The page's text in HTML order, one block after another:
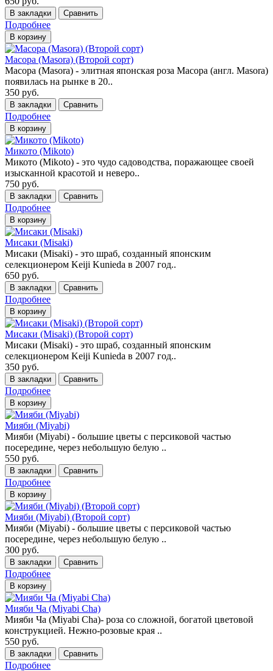
В закладки Сравнить
Подробнее
В корзину
Масора (Masora) (Второй сорт)
Масора (Masora) - элитная японская роза Масора (англ. Masora)
появилась на рынке в 20..
350 руб.
В закладки Сравнить
Подробнее
В корзину
Микото (Mikoto)
Микото (Mikoto) - это чудо садоводства, поражающее своей
изысканной красотой и неверо..
750 руб.
В закладки Сравнить
Подробнее
В корзину
Мисаки (Misaki)
Мисаки (Misaki) - это шраб, созданный японским
селекционером Keiji Kunieda в 2007 год..
650 руб.
В закладки Сравнить
Подробнее
В корзину
Мисаки (Misaki) (Второй сорт)
Мисаки (Misaki) - это шраб, созданный японским
селекционером Keiji Kunieda в 2007 год..
350 руб.
В закладки Сравнить
Подробнее
В корзину
Мияби (Miyabi)
Мияби (Miyabi) - большие цветы с персиковой частью
посередине, через небольшую белую ..
550 руб.
В закладки Сравнить
Подробнее
В корзину
Мияби (Miyabi) (Второй сорт)
Мияби (Miyabi) - большие цветы с персиковой частью
посередине, через небольшую белую ..
300 руб.
В закладки Сравнить
Подробнее
В корзину
Мияби Ча (Miyabi Cha)
Мияби Ча (Miyabi Cha)- роза со сложной, богатой цветовой
конструкцией. Нежно-розовые края ..
550 руб.
В закладки Сравнить
Подробнее